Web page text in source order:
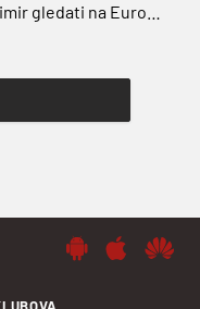
gledati na Europu